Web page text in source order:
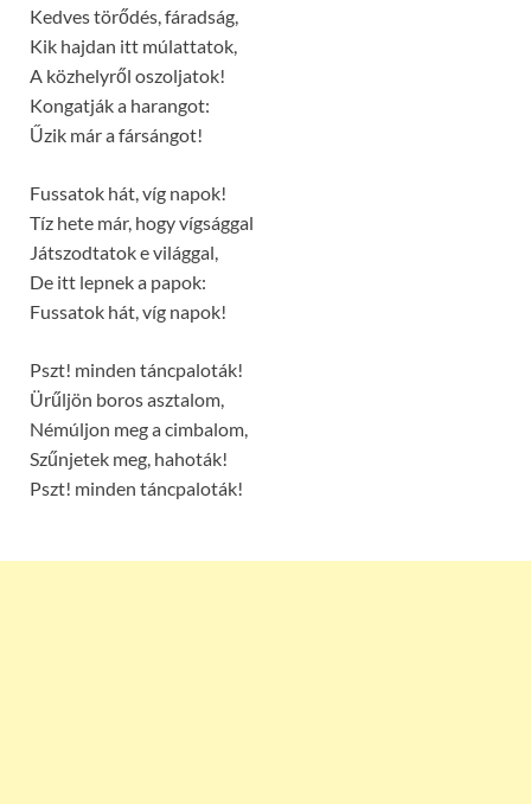
Kedves törődés, fáradság,
Kik hajdan itt múlattatok,
A közhelyről oszoljatok!
Kongatják a harangot:
Űzik már a fársángot!
Fussatok hát, víg napok!
Tíz hete már, hogy vígsággal
Játszodtatok e világgal,
De itt lepnek a papok:
Fussatok hát, víg napok!
Pszt! minden táncpaloták!
Ürűljön boros asztalom,
Némúljon meg a cimbalom,
Szűnjetek meg, hahoták!
Pszt! minden táncpaloták!